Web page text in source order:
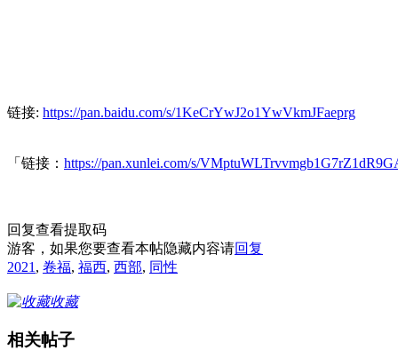
链接: https://pan.baidu.com/s/1KeCrYwJ2o1YwVkmJFaeprg
「链接： https://pan.xunlei.com/s/
回复查看提取码
游客，如果您要查看本帖隐藏内容请回复
2021 , 卷福, 福西, 西部, 同性
收藏
相关帖子